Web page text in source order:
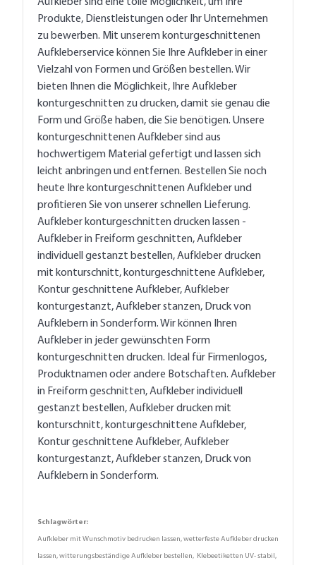
Produkte, Dienstleistungen oder Ihr Unternehmen
zu bewerben. Mit unserem konturgeschnittenen
Aufkleberservice können Sie Ihre Aufkleber in einer
Vielzahl von Formen und Größen bestellen. Wir
bieten Ihnen die Möglichkeit, Ihre Aufkleber
konturgeschnitten zu drucken, damit sie genau die
Form und Größe haben, die Sie benötigen. Unsere
konturgeschnittenen Aufkleber sind aus
hochwertigem Material gefertigt und lassen sich
leicht anbringen und entfernen. Bestellen Sie noch
heute Ihre konturgeschnittenen Aufkleber und
profitieren Sie von unserer schnellen Lieferung.
Aufkleber konturgeschnitten drucken lassen -
Aufkleber in Freiform geschnitten, Aufkleber
individuell gestanzt bestellen, Aufkleber drucken
mit konturschnitt, konturgeschnittene Aufkleber,
Kontur geschnittene Aufkleber, Aufkleber
konturgestanzt, Aufkleber stanzen, Druck von
Aufklebern in Sonderform. Wir können Ihren
Aufkleber in jeder gewünschten Form
konturgeschnitten drucken. Ideal für Firmenlogos,
Produktnamen oder andere Botschaften. Aufkleber
in Freiform geschnitten, Aufkleber individuell
gestanzt bestellen, Aufkleber drucken mit
konturschnitt, konturgeschnittene Aufkleber,
Kontur geschnittene Aufkleber, Aufkleber
konturgestanzt, Aufkleber stanzen, Druck von
Aufklebern in Sonderform.
Schlagwörter:
Aufkleber mit Wunschmotiv bedrucken lassen, wetterfeste Aufkleber drucken
lassen, witterungsbeständige Aufkleber bestellen, Klebeetiketten UV- stabil,